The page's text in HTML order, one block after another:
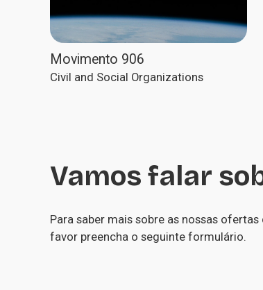
Movimento 906
Civil and Social Organizations
Vamos falar
Para saber mais sobre as nossas ofertas
favor preencha o seguinte formulário.